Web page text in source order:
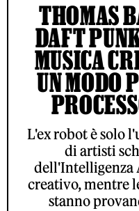
THOMAS
DAFT
MUSICA
UN MODO
L'ex robot è solo
di artisti
dell'Intelligenza
creativo, mentre
stanno